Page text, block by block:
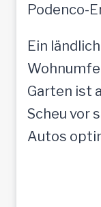
Podenco-
Ein
Garten ist
Scheu vor
Autos